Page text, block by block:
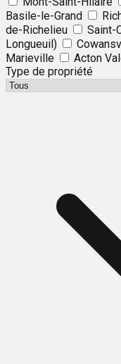
Basile-le-Grand
de-Richelieu
Saint-
Longueuil)
Marieville
Acton
Type de propriété